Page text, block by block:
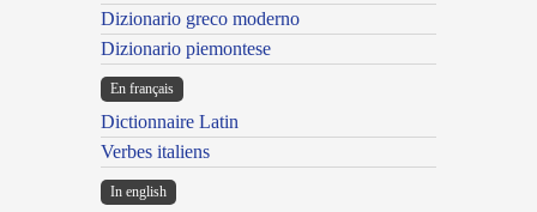
Dizionario greco moderno
Dizionario piemontese
En français
Dictionnaire Latin
Verbes italiens
In english